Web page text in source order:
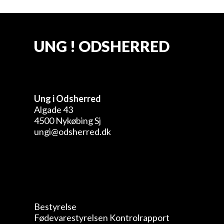
UNG ! ODSHERRED
Ung i Odsherred
Algade 43
4500 Nykøbing Sj
ungi@odsherred.dk
Bestyrelse
Fødevarestyrelsen Kontrolrapport